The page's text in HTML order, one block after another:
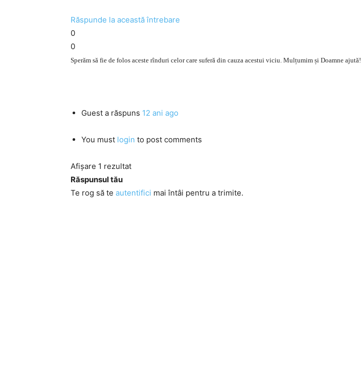
Răspunde la această întrebare
0
0
Sperăm să fie de folos aceste rînduri celor care suferă din cauza acestui viciu. Mulțumim și Doamne ajută!
Guest a răspuns 12 ani ago
You must login to post comments
Afișare 1 rezultat
Răspunsul tău
Te rog să te autentifici mai întâi pentru a trimite.